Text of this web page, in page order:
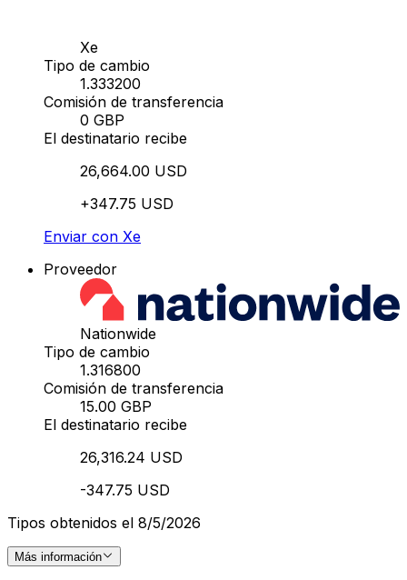
Xe
Tipo de cambio
1.333200
Comisión de transferencia
0 GBP
El destinatario recibe
26,664.00 USD
+347.75 USD
Enviar con Xe
Proveedor
Nationwide
Tipo de cambio
1.316800
Comisión de transferencia
15.00 GBP
El destinatario recibe
26,316.24 USD
-347.75 USD
Tipos obtenidos el 8/5/2026
Más información